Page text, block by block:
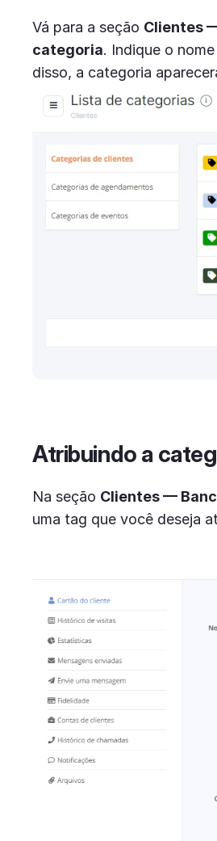
Vá para a seção Clientes
categoria. Indique o
disso, a categoria
Atribuindo a
Na seção Clientes —
uma tag que você deseja